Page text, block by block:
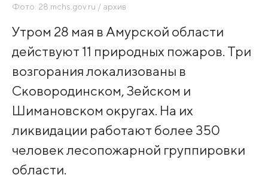
Фото: 28.mchs.gov.ru / архив
Утром 28 мая в Амурской области
действуют 11 природных пожаров. Три
возгорания локализованы в
Сковородинском, Зейском и
Шимановском округах. На их
ликвидации работают более 350
человек лесопожарной группировки
области.